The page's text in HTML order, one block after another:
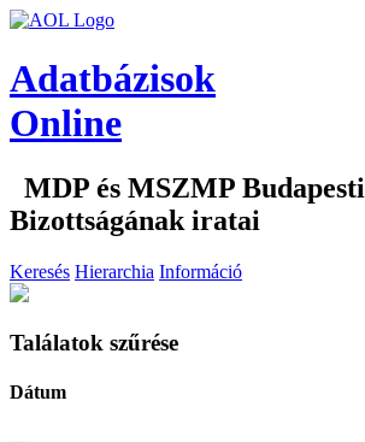
Adatbázisok
Online
MDP és MSZMP Budapesti
Bizottságának iratai
Keresés Hierarchia Információ
Találatok szűrése
Dátum